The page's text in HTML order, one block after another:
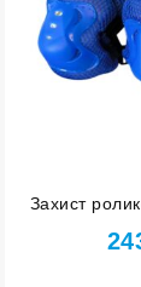
Захист
налокітники
розмір S